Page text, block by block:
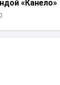
«Канело»